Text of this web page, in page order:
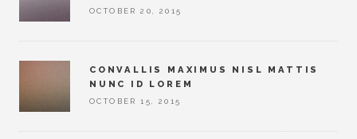
OCTOBER 20, 2015
CONVALLIS MAXIMUS NISL MATTIS
NUNC ID LOREM
OCTOBER 15, 2015